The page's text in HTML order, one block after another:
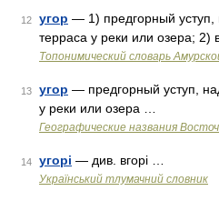
12 угор — 1) предгорный
терраса у реки или озера; 2)
Топонимический словарь
13 угор — предгорный уступ,
у реки или озера …
Географические названия
14 угорі — див. вгорі …
Український тлумачний словник